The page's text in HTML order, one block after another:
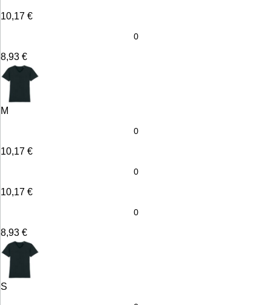
10,17 €
8,93 €
M
10,17 €
10,17 €
8,93 €
S